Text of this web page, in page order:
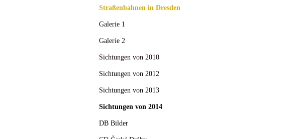
Straßenbahnen in Dresden
Galerie 1
Galerie 2
Sichtungen von 2010
Sichtungen von 2012
Sichtungen von 2013
Sichtungen von 2014
DB Bilder